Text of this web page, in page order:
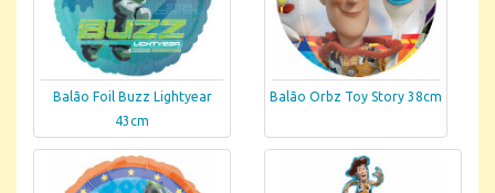
Balão Foil Buzz Lightyear
43cm
Balão Orbz Toy Story 38cm